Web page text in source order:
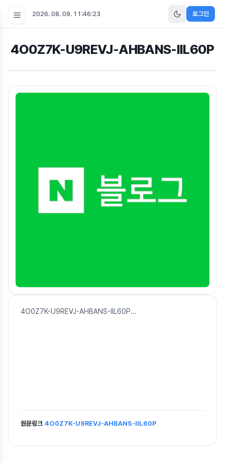
2026. 08. 09. 11:46:23 로그인
4O0Z7K-U9REVJ-AHBANS-IIL60P
4O0Z7K-U9REVJ-AHBANS-IIL60P...
원문링크 4O0Z7K-U9REVJ-AHBANS-IIL60P